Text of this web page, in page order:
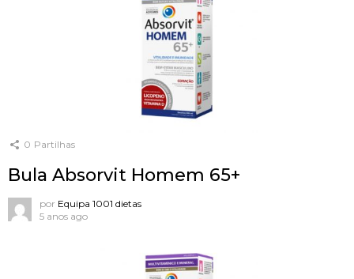
0 Partilhas
Bula Absorvit Homem 65+
por Equipa 1001 dietas
5 anos ago